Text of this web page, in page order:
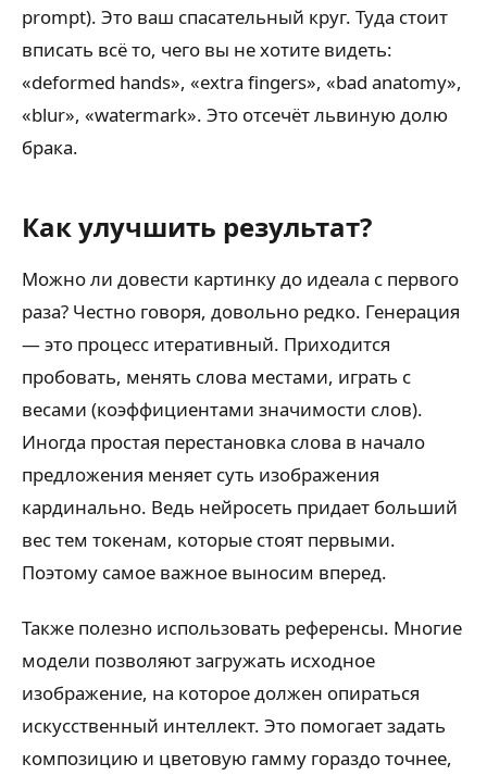
prompt). Это ваш спасательный круг. Туда стоит
вписать всё то, чего вы не хотите видеть:
«deformed hands», «extra fingers», «bad anatomy»,
«blur», «watermark». Это отсечёт львиную долю
брака.
Как улучшить результат?
Можно ли довести картинку до идеала с первого
раза? Честно говоря, довольно редко. Генерация
— это процесс итеративный. Приходится
пробовать, менять слова местами, играть с
весами (коэффициентами значимости слов).
Иногда простая перестановка слова в начало
предложения меняет суть изображения
кардинально. Ведь нейросеть придает больший
вес тем токенам, которые стоят первыми.
Поэтому самое важное выносим вперед.
Также полезно использовать референсы. Многие
модели позволяют загружать исходное
изображение, на которое должен опираться
искусственный интеллект. Это помогает задать
композицию и цветовую гамму гораздо точнее,